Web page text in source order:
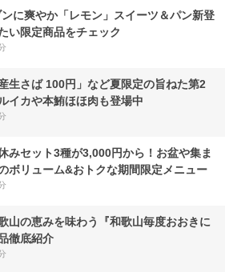
に爽やか「レモン」スイーツ＆パン新登
い限定商品をチェック
生さば 100円」など夏限定の旨ねた第2
イカや本鮪ほほ肉も登場中
みセット3種が3,000円から！お盆や集ま
ボリューム&おトクな期間限定メニュー
山の恵みを味わう『和歌山毎度おおきに
徹底紹介